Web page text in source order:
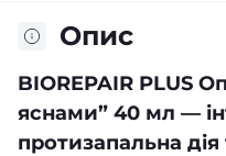
Опис
BIOREPAIR PLUS
яснами” 40 мл —
протизапальна дія